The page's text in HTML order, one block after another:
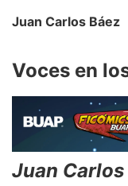
Juan Carlos Báez
Voces en
Juan